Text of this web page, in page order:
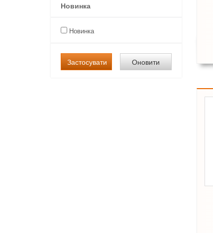
Новинка
Новинка
Застосувати Оновити